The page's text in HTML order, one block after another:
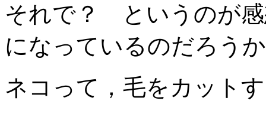
それで？ というのが
になっているのだろう
ネコって，毛をカット